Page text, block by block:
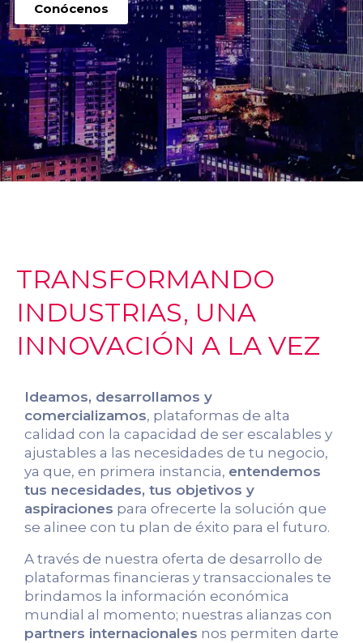
Conócenos
TRANSFORMANDO
INDUSTRIAS, UNA
INNOVACIÓN A LA VEZ
Ideamos, desarrollamos y
comercializamos, plataformas de alta
calidad con la capacidad de ser escalables y
ajustables a las necesidades de tu negocio,
ya que, en primera instancia, entendemos
tus necesidades, tus objetivos y
aspiraciones para ofrecerte la solución que
se alinee con tu plan de éxito para el futuro.
A través de nuestra oferta de desarrollo de
plataformas financieras y transaccionales te
brindamos la información económica
mundial al momento; nuestras alianzas con
partners internacionales nos permiten darte